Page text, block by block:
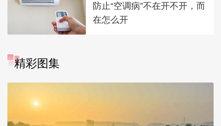
防止“空调病”不在开不开，而
在怎么开
精彩图集